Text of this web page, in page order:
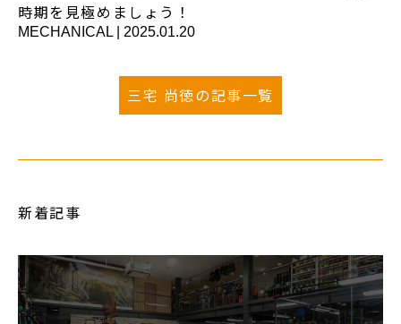
時期を見極めましょう！
MECHANICAL 2025.01.20
三宅 尚徳の記事一覧
新着記事